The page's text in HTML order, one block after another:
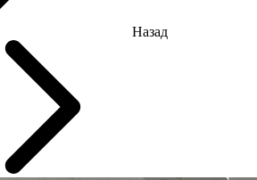
Назад